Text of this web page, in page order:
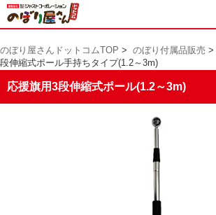
の
ぼ
屋
さ
ん
のぼり屋さんドットコムTOP > のぼり付属品販売 >
段伸縮式ポール手持ちタイプ(1.2～3m)
応援旗用3段伸縮式ポール(1.2～3m)